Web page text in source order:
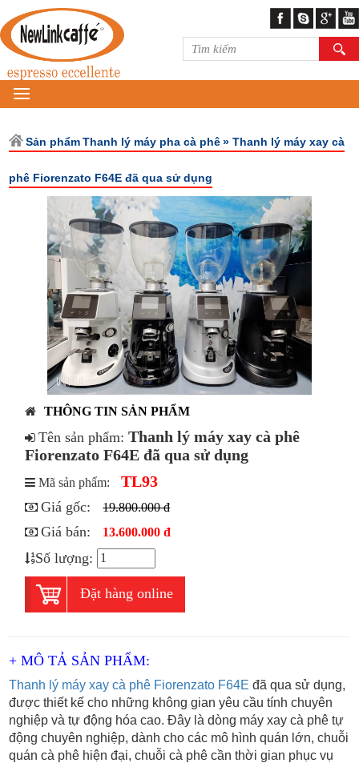
MENU
Sản phẩm Thanh lý máy pha cà phê » Thanh lý máy xay cà
phê Fiorenzato F64E đã qua sử dụng
THÔNG TIN SẢN PHẨM
Tên sản phẩm:Thanh lý máy xay cà phê
Fiorenzato F64E đã qua sử dụng
Mã sản phẩm: TL93
Giá gốc: 19.800.000 đ
Giá bán: 13.600.000 đ
Số lượng:
Đặt hàng online
+ MÔ TẢ SẢN PHẨM:
Thanh lý máy xay cà phê Fiorenzato F64E đã qua sử dụng,
được thiết kế cho những không gian yêu cầu tính chuyên
nghiệp và tự động hóa cao. Đây là dòng máy xay cà phê tự
động chuyên nghiệp, dành cho các mô hình quán lớn, chuỗi
quán cà phê hiện đại, chuỗi cà phê cần thời gian phục vụ